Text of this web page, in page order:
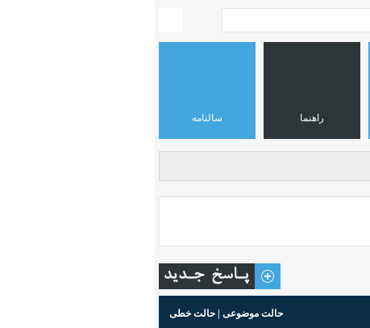
سالنامه راهنما
حالت موضوعی حالت خطی